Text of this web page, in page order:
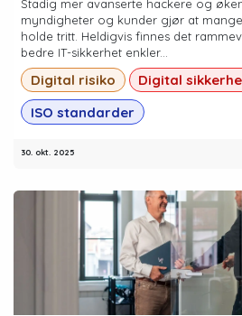
Stadig mer avanserte hackere og
myndigheter og kunder gjør at
holde tritt. Heldigvis finnes det
bedre IT-sikkerhet enkler...
Digital risiko
Digital
ISO standarder
30. okt. 2025